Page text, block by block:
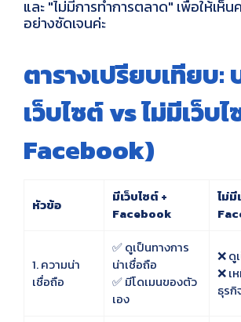
และ "ไม่มีการทำการตลาด" เพื่อให้เห็
อย่างชัดเจนค่ะ
ตารางเปรียบเทียบ:
เว็บไซต์ vs ไม่มีเว็บ
Facebook)
หัวข้อ
มีเว็บไซต์ +
Facebook
ไม่
1. ความน่า
เชื่อถือ
✅ ดูเป็นทางการ
น่าเชื่อถือ
✅ มีโดเมนของตัว
เอง
❌
❌
ธุรกิ